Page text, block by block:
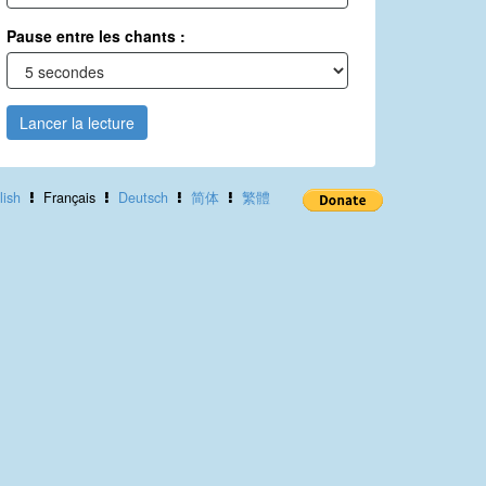
Pause entre les chants :
Lancer la lecture
Français Deutsch 简体 繁體